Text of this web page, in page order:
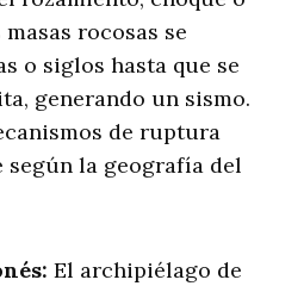
rocosas se
o siglos hasta que se
generando un sismo.
de ruptura
la geografía del
El archipiélago de